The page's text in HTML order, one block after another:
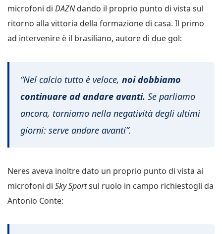
microfoni di DAZNdando il proprio punto di vista sul
ritorno alla vittoria della formazione di casa. Il primo
ad intervenire è il brasiliano, autore di due gol:
“Nel calcio tutto è veloce, noi dobbiamo
continuare ad andare avanti. Se parliamo
ancora, torniamo nella negatività degli ultimi
giorni: serve andare avanti”.
Neres aveva inoltre dato un proprio punto di vista ai
microfoni di Sky Sportsul ruolo in campo richiestogli da
Antonio Conte: